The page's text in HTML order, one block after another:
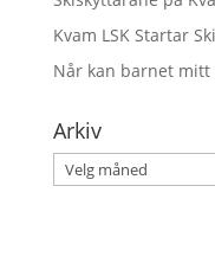
Kvam LSK Startar
Når kan barnet mitt
Arkiv
Arkiv